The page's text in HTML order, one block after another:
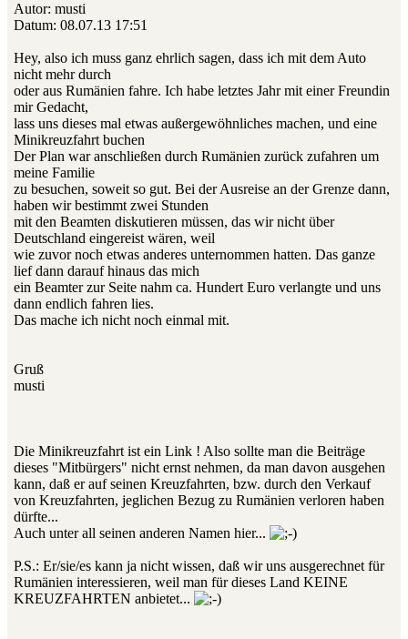
Autor: musti
Datum: 08.07.13 17:51
Hey, also ich muss ganz ehrlich sagen, dass ich mit dem Auto
nicht mehr durch
oder aus Rumänien fahre. Ich habe letztes Jahr mit einer Freundin
mir Gedacht,
lass uns dieses mal etwas außergewöhnliches machen, und eine
Minikreuzfahrt buchen
Der Plan war anschließen durch Rumänien zurück zufahren um
meine Familie
zu besuchen, soweit so gut. Bei der Ausreise an der Grenze dann,
haben wir bestimmt zwei Stunden
mit den Beamten diskutieren müssen, das wir nicht über
Deutschland eingereist wären, weil
wie zuvor noch etwas anderes unternommen hatten. Das ganze
lief dann darauf hinaus das mich
ein Beamter zur Seite nahm ca. Hundert Euro verlangte und uns
dann endlich fahren lies.
Das mache ich nicht noch einmal mit.
Gruß
musti
Die Minikreuzfahrt ist ein Link ! Also sollte man die Beiträge
dieses "Mitbürgers" nicht ernst nehmen, da man davon ausgehen
kann, daß er auf seinen Kreuzfahrten, bzw. durch den Verkauf
von Kreuzfahrten, jeglichen Bezug zu Rumänien verloren haben
dürfte...
Auch unter all seinen anderen Namen hier...
P.S.: Er/sie/es kann ja nicht wissen, daß wir uns ausgerechnet für
Rumänien interessieren, weil man für dieses Land KEINE
KREUZFAHRTEN anbietet...